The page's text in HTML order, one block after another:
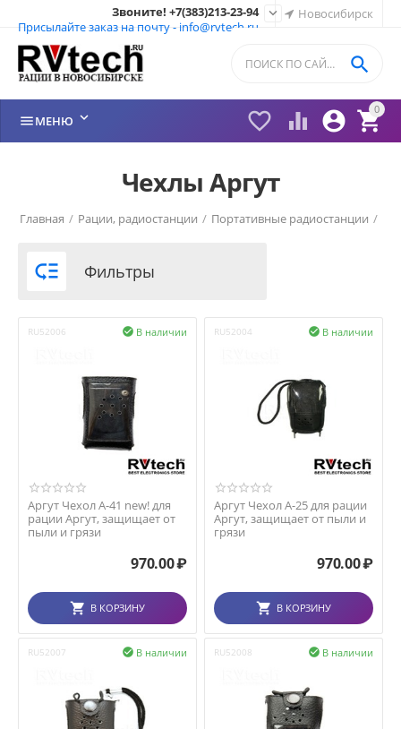
Новосибирск
Звоните! +7(383)213-23-94
Присылайте заказ на почту - info@rvtech.ru

0


 

МЕНЮ 
Чехлы Аргут
Главная / Рации, радиостанции / Портативные радиостанции /
 Фильтры
RU52006 В наличии

Аргут Чехол А-41 new! для
рации Аргут, защищает от
пыли и грязи
970.00₽
В КОРЗИНУ
RU52004 В наличии

Аргут Чехол А-25 для рации
Аргут, защищает от пыли и
грязи
970.00₽
В КОРЗИНУ
RU52007 В наличии
 RU52008 В наличии
